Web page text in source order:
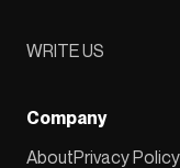
WRITE US
Company
AboutPrivacy Policy